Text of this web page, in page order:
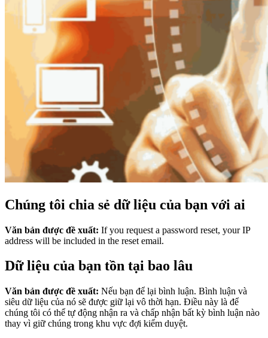
Chúng tôi chia sẻ dữ liệu của bạn với ai
Văn bản được đề xuất: If you request a password reset, your IP
address will be included in the reset email.
Dữ liệu của bạn tồn tại bao lâu
Văn bản được đề xuất: Nếu bạn để lại bình luận. Bình luận và
siêu dữ liệu của nó sẽ được giữ lại vô thời hạn. Điều này là để
chúng tôi có thể tự động nhận ra và chấp nhận bất kỳ bình luận nào
thay vì giữ chúng trong khu vực đợi kiểm duyệt.